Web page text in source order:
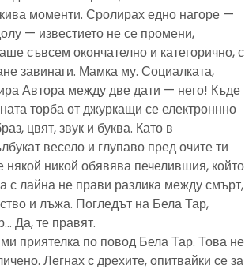
моменти. Сролирах едно нагоре —
— известието не се промени,
съвсем окончателно и категорично, с
завинаги. Мамка му. Социалката,
Автора между две дати — него! Къде
торба от джуркащи се електроннно
цвят, звук и буква. Като в
весело и глупаво пред очите ти
някой никой обявява печелившия, който
с лайна не прави разлика между смърт,
и лъжа. Погледът на Бела Тар,
Да, те правят.
приятелка по повод Бела Тар. Това не
Легнах с дрехите, опитвайки се за